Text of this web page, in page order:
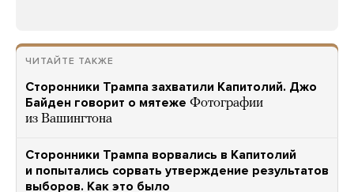
ЧИТАЙТЕ ТАКЖЕ
Сторонники Трампа захватили Капитолий. Джо
Байден говорит о мятеже Фотографии
из Вашингтона
Сторонники Трампа ворвались в Капитолий
и попытались сорвать утверждение результатов
выборов. Как это было